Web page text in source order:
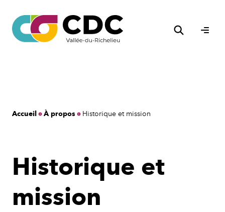
contenuRechercher
Accueil À propos Historique et mission
Historique et
mission